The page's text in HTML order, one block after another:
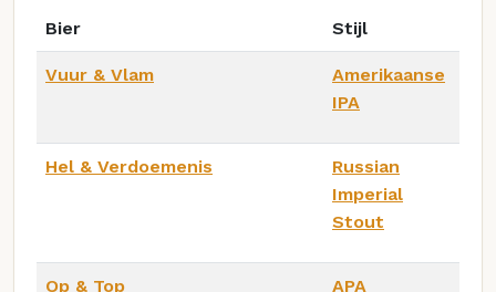
Bier Stijl
Vuur & Vlam
Amerikaanse
IPA
Hel & Verdoemenis
Russian
Imperial
Stout
Op & Top APA